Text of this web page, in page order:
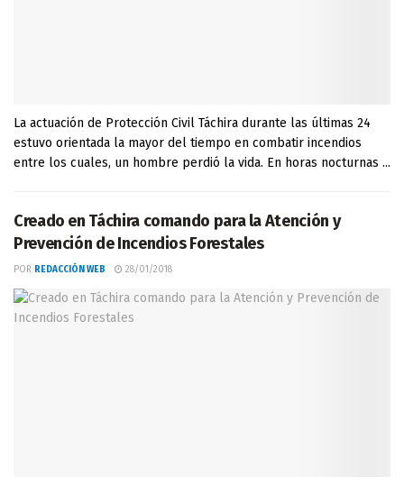
La actuación de Protección Civil Táchira durante las últimas 24
estuvo orientada la mayor del tiempo en combatir incendios
entre los cuales, un hombre perdió la vida. En horas nocturnas ...
Creado en Táchira comando para la Atención y
Prevención de Incendios Forestales
POR REDACCIÓN WEB 28/01/2018